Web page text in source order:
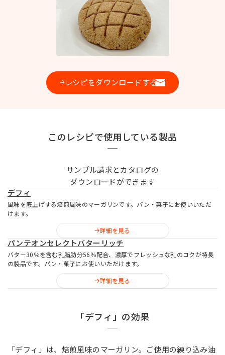
植物性ミルク食感改良
お問い合わせ
レシピをダウンロードする
このレシピで使用している製品
サンプル請求とカタログの
ダウンロードができます
デフィ
風味を底上げする焙煎風味のマーガリンです。パン・菓子にお使いいただ
けます。
詳細を見る
パンテオンセレクトバターリッチ
バター30％を含む乳脂肪分56％配合、濃厚でフレッシュな乳のコクが特長
の製品です。パン・菓子にお使いいただけます。
詳細を見る
「デフィ」の効果
「デフィ」は、焙煎風味のマーガリン。ご使用の練り込み油